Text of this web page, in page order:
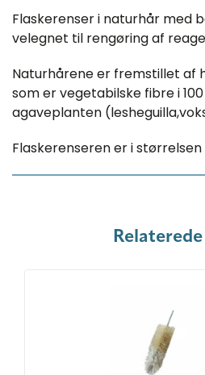
Flaskerenser i naturhår med
velegnet til rengøring af
Naturhårene er fremstillet af
som er vegetabilske fibre i
agaveplanten
Flaskerenseren er i størrelsen